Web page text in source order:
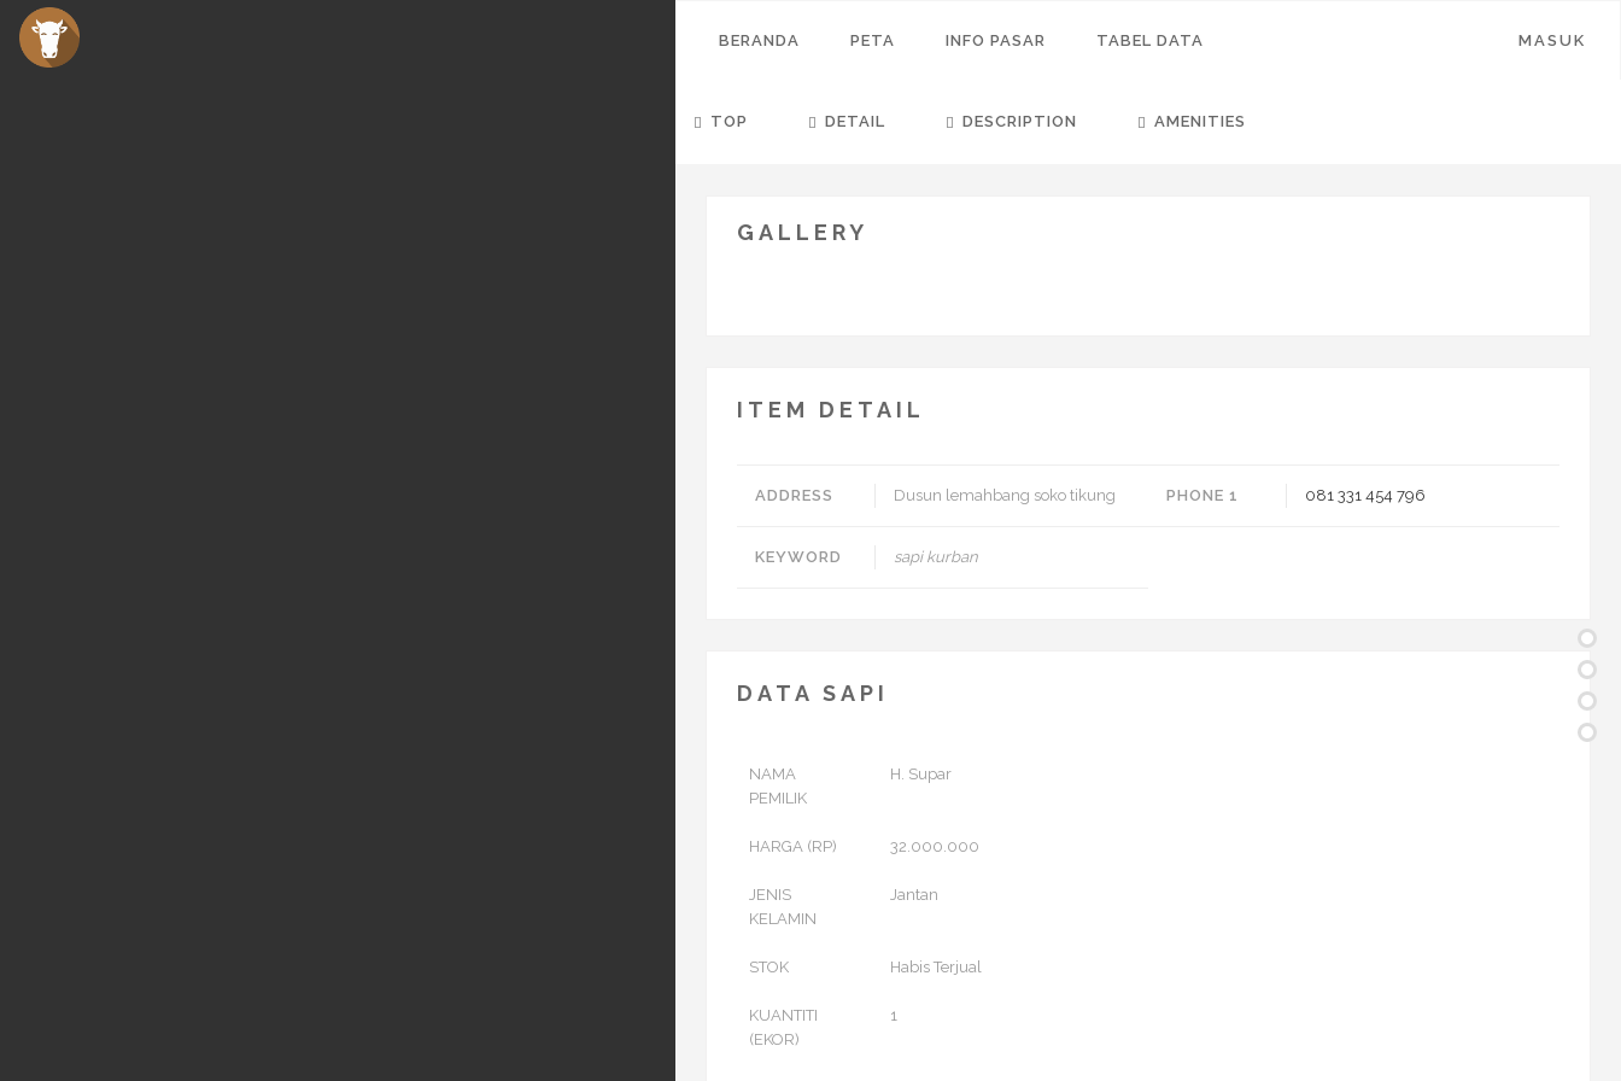
BERANDA PETA INFO PASAR TABEL DATA MASUK
TOP DETAIL DESCRIPTION AMENITIES
GALLERY
ITEM DETAIL
ADDRESS Dusun lemahbang soko tikung PHONE 1 081 331 454 796
KEYWORD sapi kurban
DATA SAPI
NAMA
PEMILIK
H. Supar
HARGA (RP) 32.000.000
JENIS
KELAMIN
Jantan
STOK Habis Terjual
KUANTITI
(EKOR)
1